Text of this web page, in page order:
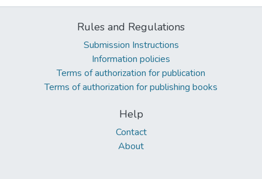
Rules and Regulations
Submission Instructions
Information policies
Terms of authorization for publication
Terms of authorization for publishing books
Help
Contact
About